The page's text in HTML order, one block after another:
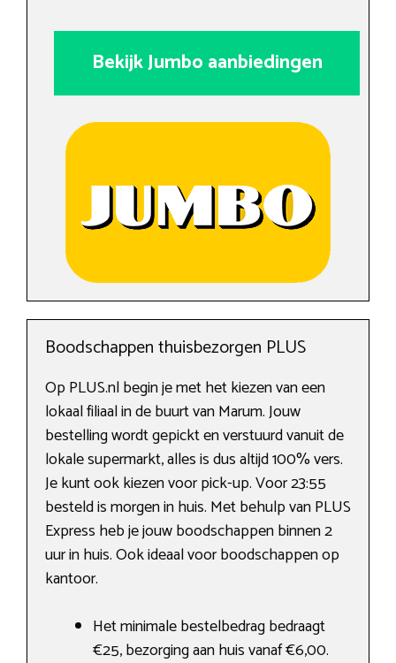
Bekijk Jumbo aanbiedingen
Boodschappen thuisbezorgen PLUS
Op PLUS.nl begin je met het kiezen van een
lokaal filiaal in de buurt van Marum. Jouw
bestelling wordt gepickt en verstuurd vanuit de
lokale supermarkt, alles is dus altijd 100% vers.
Je kunt ook kiezen voor pick-up. Voor 23:55
besteld is morgen in huis. Met behulp van PLUS
Express heb je jouw boodschappen binnen 2
uur in huis. Ook ideaal voor boodschappen op
kantoor.
Het minimale bestelbedrag bedraagt
€25, bezorging aan huis vanaf €6,00.